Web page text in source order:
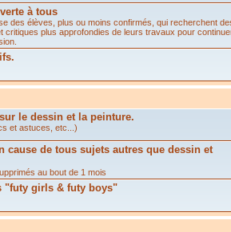
à tous
des élèves, plus ou moins confirmés, qui recherchent
critiques plus approfondies de leurs travaux pour
le dessin et la peinture.
et astuces, etc...)
cause de tous sujets autres que dessin et
au bout de 1 mois
"futy girls & futy boys"